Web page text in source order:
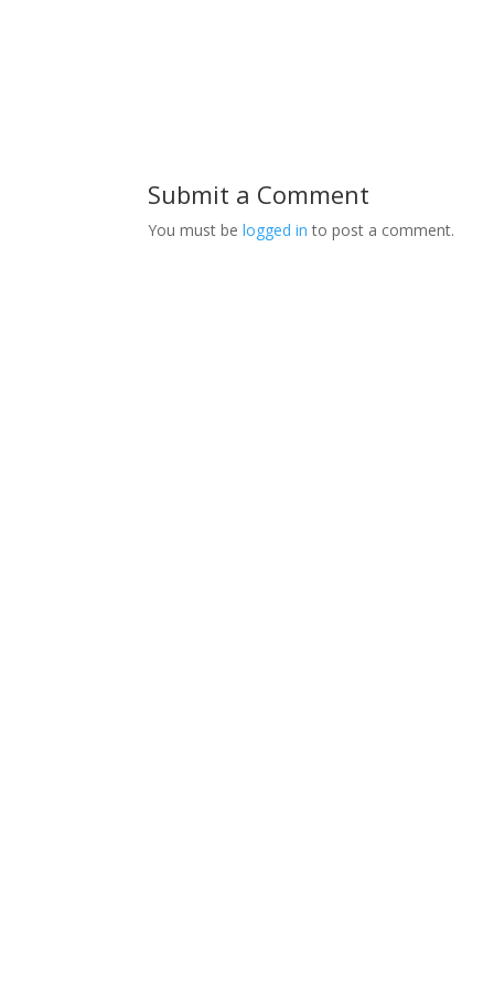
Submit a Comment
You must belogged in to post a comment.